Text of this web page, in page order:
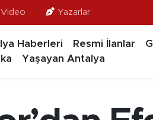
Video Yazarlar
Haberleri Resmi İlanlar
Yaşayan Antalya